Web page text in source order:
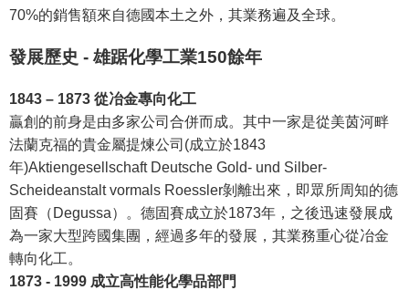
70%的銷售額來自德國本土之外，其業務遍及全球。
發展歷史 - 雄踞化學工業150餘年
1843 – 1873 從冶金專向化工
贏創的前身是由多家公司合併而成。其中一家是從美茵河畔
法蘭克福的貴金屬提煉公司(成立於1843
年)Aktiengesellschaft Deutsche Gold- und Silber-
Scheideanstalt vormals Roessler剝離出來，即眾所周知的德
固賽（Degussa）。德固賽成立於1873年，之後迅速發展成
為一家大型跨國集團，經過多年的發展，其業務重心從冶金
轉向化工。
1873 - 1999 成立高性能化學品部門